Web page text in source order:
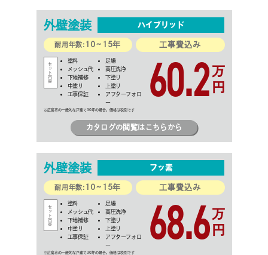
外壁塗装 ハイブリッド
耐用年数: 10~15年 工事費込み
塗料
足場
メッシュ代
高圧洗浄
下地補修
下塗り
中塗り
上塗り
工事保証
アフターフォロ
ー
60.2万
円
カタログの閲覧はこちらから
外壁塗装 フッ素
耐用年数: 10~15年 工事費込み
塗料
足場
メッシュ代
高圧洗浄
下地補修
下塗り
中塗り
上塗り
工事保証
アフターフォロ
ー
68.6万
円